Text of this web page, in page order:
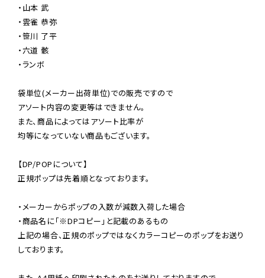
・山本 武
・雲雀 恭弥
・笹川 了平
・六道 骸
・ランボ
袋単位(メーカー出荷単位)での販売ですので
アソート内容の変更等はできません。
また、商品によってはアソート比率が
均等になっていない商品もございます。
【DP/POPについて】
正規ポップは先着順となっております。
・メーカーからポップの入数が減数入荷した場合
・商品名に「※DPコピー」と記載のあるもの
上記の場合、正規のポップではなくカラーコピーのポップをお送り
しております。